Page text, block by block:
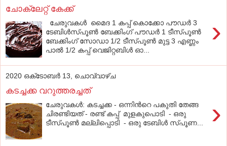
ചോക്ലേറ്റ് കേക്ക്
›
ചേരുവകൾ മൈദ 1 കപ്പ് കൊക്കോ പൗഡർ 3
ടേബിൾസ്പൂൺ ബേക്കിംഗ് പൗഡർ 1 ടീസ്പൂൺ
ബേക്കിംഗ് സോഡാ 1/2 ടീസ്പൂൺ മുട്ട 3 എണ്ണം
പാൽ 1/2 കപ്പ് വെജിറ്റബിൾ ഓ...
2020 ഒക്‌ടോബർ 13, ചൊവ്വാഴ്ച
കടച്ചക്ക വറുത്തരച്ചത്
›
ചേരുവകൾ: കടച്ചക്ക - ഒന്നിന്‍റെ പകുതി തേങ്ങ
ചിരണ്ടിയത് - രണ്ട് കപ്പ് മുളകുപൊടി - ഒരു
ടീസ്പൂണ്‍ മല്ലിപ്പൊടി - ഒരു ടേബിള്‍ സ്പൂണ...